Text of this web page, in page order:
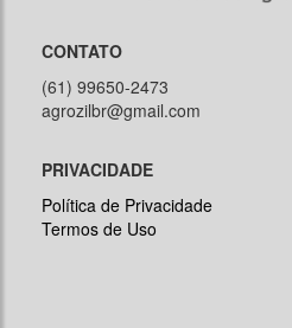
CONTATO
(61) 99650-2473
agrozilbr@gmail.com
PRIVACIDADE
Política de Privacidade
Termos de Uso